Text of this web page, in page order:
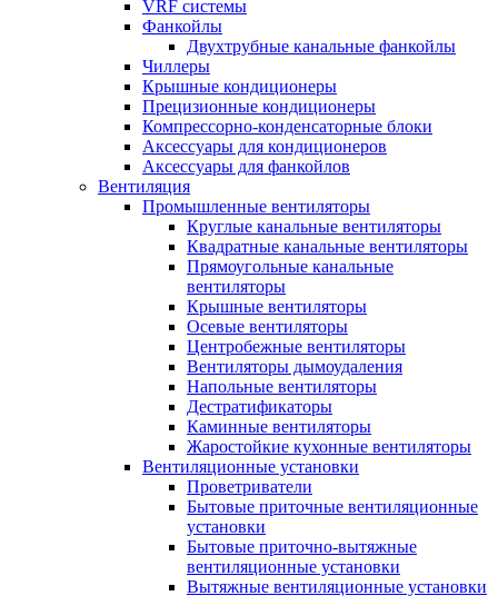
VRF системы
Фанкойлы
Двухтрубные канальные фанкойлы
Чиллеры
Крышные кондиционеры
Прецизионные кондиционеры
Компрессорно-конденсаторные блоки
Аксессуары для кондиционеров
Аксессуары для фанкойлов
Вентиляция
Промышленные вентиляторы
Круглые канальные вентиляторы
Квадратные канальные вентиляторы
Прямоугольные канальные
вентиляторы
Крышные вентиляторы
Осевые вентиляторы
Центробежные вентиляторы
Вентиляторы дымоудаления
Напольные вентиляторы
Дестратификаторы
Каминные вентиляторы
Жаростойкие кухонные вентиляторы
Вентиляционные установки
Проветриватели
Бытовые приточные вентиляционные
установки
Бытовые приточно-вытяжные
вентиляционные установки
Вытяжные вентиляционные установки